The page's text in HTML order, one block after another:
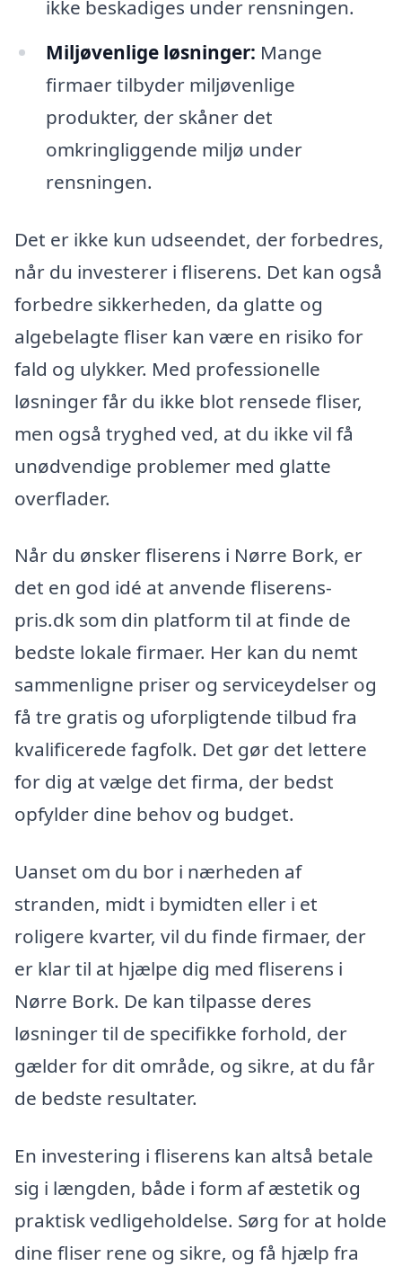
ikke beskadiges under rensningen.
Miljøvenlige løsninger: Mange
firmaer tilbyder miljøvenlige
produkter, der skåner det
omkringliggende miljø under
rensningen.
Det er ikke kun udseendet, der forbedres,
når du investerer i fliserens. Det kan også
forbedre sikkerheden, da glatte og
algebelagte fliser kan være en risiko for
fald og ulykker. Med professionelle
løsninger får du ikke blot rensede fliser,
men også tryghed ved, at du ikke vil få
unødvendige problemer med glatte
overflader.
Når du ønsker fliserens i Nørre Bork, er
det en god idé at anvende fliserens-
pris.dk som din platform til at finde de
bedste lokale firmaer. Her kan du nemt
sammenligne priser og serviceydelser og
få tre gratis og uforpligtende tilbud fra
kvalificerede fagfolk. Det gør det lettere
for dig at vælge det firma, der bedst
opfylder dine behov og budget.
Uanset om du bor i nærheden af
stranden, midt i bymidten eller i et
roligere kvarter, vil du finde firmaer, der
er klar til at hjælpe dig med fliserens i
Nørre Bork. De kan tilpasse deres
løsninger til de specifikke forhold, der
gælder for dit område, og sikre, at du får
de bedste resultater.
En investering i fliserens kan altså betale
sig i længden, både i form af æstetik og
praktisk vedligeholdelse. Sørg for at holde
dine fliser rene og sikre, og få hjælp fra